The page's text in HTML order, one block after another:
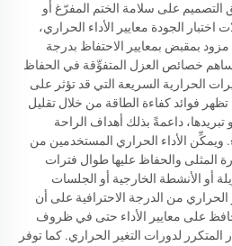
التصميم على سلامة الختم المفرّغ أو
اختبار الجودة معايير الأداء الحراري،
بمقبض بمعايير الاحتفاظ بدرجة
خصائص العزل المتفوِّقة في الحفاظ
الحرارية السريعة التي قد تؤثر على
فوائد كفاءة الطاقة من خلال تقليل
تبريدها، داعمةً بذلك أهداف الراحة
ويمكِّن الأداء الحراري المستخدمين من
المثلى والحفاظ عليها طوال فترات
أو الأنشطة الخارجية أو الجلسات
الحراري من الدرجة الاحترافية على أن
على معايير الأداء حتى في ظروف
لدورات التغير الحراري. كما توفر